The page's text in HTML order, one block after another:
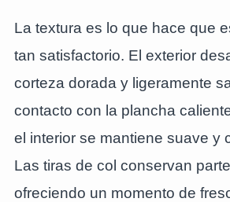
La textura es lo que hace que
tan satisfactorio. El exterior
corteza dorada y ligeramente
contacto con la plancha
el interior se mantiene suave y
Las tiras de col conservan
ofreciendo un momento de